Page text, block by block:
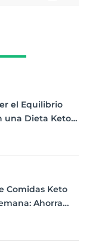
el Equilibrio
una Dieta Keto
Comidas Keto
Ahorra